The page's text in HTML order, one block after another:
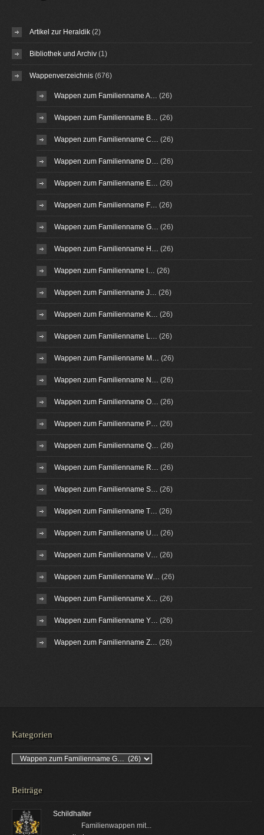
Artikel zur Heraldik (2)
Bibliothek und Archiv (1)
Wappenverzeichnis (676)
Wappen zum Familienname A… (26)
Wappen zum Familienname B… (26)
Wappen zum Familienname C… (26)
Wappen zum Familienname D… (26)
Wappen zum Familienname E… (26)
Wappen zum Familienname F… (26)
Wappen zum Familienname G… (26)
Wappen zum Familienname H… (26)
Wappen zum Familienname I… (26)
Wappen zum Familienname J… (26)
Wappen zum Familienname K… (26)
Wappen zum Familienname L… (26)
Wappen zum Familienname M… (26)
Wappen zum Familienname N… (26)
Wappen zum Familienname O… (26)
Wappen zum Familienname P… (26)
Wappen zum Familienname Q… (26)
Wappen zum Familienname R… (26)
Wappen zum Familienname S… (26)
Wappen zum Familienname T… (26)
Wappen zum Familienname U… (26)
Wappen zum Familienname V… (26)
Wappen zum Familienname W… (26)
Wappen zum Familienname X… (26)
Wappen zum Familienname Y… (26)
Wappen zum Familienname Z… (26)
Kategorien
Kategorien
Beiträge
Schildhalter
Familienwappen mit...